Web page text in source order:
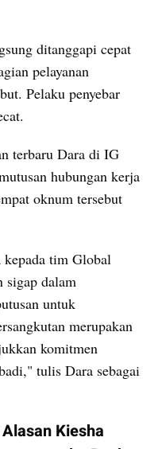
ditanggapi cepat
pelayanan
Pelaku penyebar
terbaru Dara di IG
hubungan kerja
oknum tersebut
kepada tim Global
sigap dalam
untuk
merupakan
komitmen
tulis Dara sebagai
Kiesha